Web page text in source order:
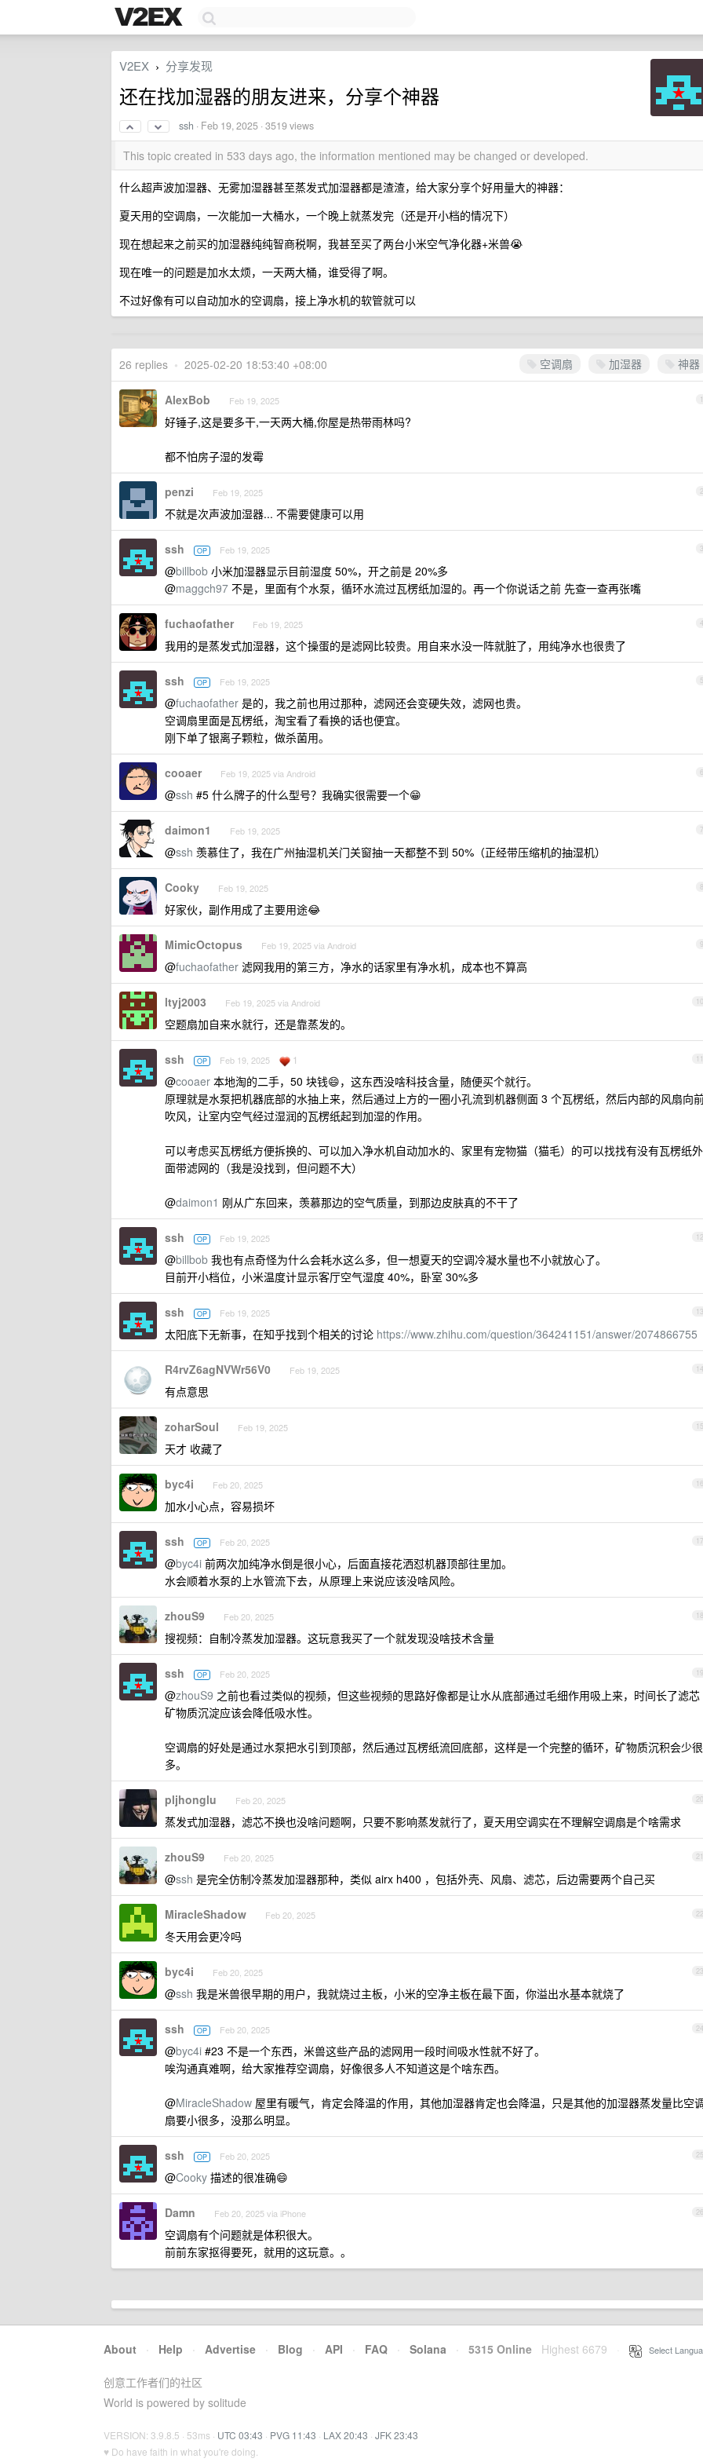
V2EX › 分享发现
还在找加湿器的朋友进来，分享个神器
ssh · Feb 19, 2025 · 3519 views
This topic created in 533 days ago, the information mentioned may be changed or developed.
什么超声波加湿器、无雾加湿器甚至蒸发式加湿器都是渣渣，给大家分享个好用量大的神器：
夏天用的空调扇，一次能加一大桶水，一个晚上就蒸发完（还是开小档的情况下）
现在想起来之前买的加湿器纯纯智商税啊，我甚至买了两台小米空气净化器+米兽😭
现在唯一的问题是加水太烦，一天两大桶，谁受得了啊。
不过好像有可以自动加水的空调扇，接上净水机的软管就可以
空调扇 加湿器 神器
26 replies • 2025-02-20 18:53:40 +08:00
1
AlexBob Feb 19, 2025
好锤子,这是要多干,一天两大桶,你屋是热带雨林吗?
都不怕房子湿的发霉
2
penzi Feb 19, 2025
不就是次声波加湿器... 不需要健康可以用
3
ssh OP Feb 19, 2025
@billbob 小米加湿器显示目前湿度 50%，开之前是 20%多
@maggch97 不是，里面有个水泵，循环水流过瓦楞纸加湿的。再一个你说话之前 先查一查再张嘴
4
fuchaofather Feb 19, 2025
我用的是蒸发式加湿器，这个操蛋的是滤网比较贵。用自来水没一阵就脏了，用纯净水也很贵了
5
ssh OP Feb 19, 2025
@fuchaofather 是的，我之前也用过那种，滤网还会变硬失效，滤网也贵。
空调扇里面是瓦楞纸，淘宝看了看换的话也便宜。
刚下单了银离子颗粒，做杀菌用。
6
cooaer Feb 19, 2025 via Android
@ssh #5 什么牌子的什么型号？我确实很需要一个😁
7
daimon1 Feb 19, 2025
@ssh 羡慕住了，我在广州抽湿机关门关窗抽一天都整不到 50%（正经带压缩机的抽湿机）
8
Cooky Feb 19, 2025
好家伙，副作用成了主要用途😂
9
MimicOctopus Feb 19, 2025 via Android
@fuchaofather 滤网我用的第三方，净水的话家里有净水机，成本也不算高
10
ltyj2003 Feb 19, 2025 via Android
空题扇加自来水就行，还是靠蒸发的。
11
ssh OP Feb 19, 2025 1
@cooaer 本地淘的二手，50 块钱😄，这东西没啥科技含量，随便买个就行。
原理就是水泵把机器底部的水抽上来，然后通过上方的一圈小孔流到机器侧面 3 个瓦楞纸，然后内部的风扇向
吹风，让室内空气经过湿润的瓦楞纸起到加湿的作用。
可以考虑买瓦楞纸方便拆换的、可以加入净水机自动加水的、家里有宠物猫（猫毛）的可以找找有没有瓦楞纸外
面带滤网的（我是没找到，但问题不大）
@daimon1 刚从广东回来，羡慕那边的空气质量，到那边皮肤真的不干了
12
ssh OP Feb 19, 2025
@billbob 我也有点奇怪为什么会耗水这么多，但一想夏天的空调冷凝水量也不小就放心了。
目前开小档位，小米温度计显示客厅空气湿度 40%，卧室 30%多
13
ssh OP Feb 19, 2025
太阳底下无新事，在知乎找到个相关的讨论 https://www.zhihu.com/question/364241151/answer/2074866755
14
R4rvZ6agNVWr56V0 Feb 19, 2025
有点意思
15
zoharSoul Feb 19, 2025
天才 收藏了
16
byc4i Feb 20, 2025
加水小心点，容易损坏
17
ssh OP Feb 20, 2025
@byc4i 前两次加纯净水倒是很小心，后面直接花洒怼机器顶部往里加。
水会顺着水泵的上水管流下去，从原理上来说应该没啥风险。
18
zhouS9 Feb 20, 2025
搜视频：自制冷蒸发加湿器。这玩意我买了一个就发现没啥技术含量
19
ssh OP Feb 20, 2025
@zhouS9 之前也看过类似的视频，但这些视频的思路好像都是让水从底部通过毛细作用吸上来，时间长了滤芯
矿物质沉淀应该会降低吸水性。
空调扇的好处是通过水泵把水引到顶部，然后通过瓦楞纸流回底部，这样是一个完整的循环，矿物质沉积会少很
多。
20
pljhonglu Feb 20, 2025
蒸发式加湿器，滤芯不换也没啥问题啊，只要不影响蒸发就行了，夏天用空调实在不理解空调扇是个啥需求
21
zhouS9 Feb 20, 2025
@ssh 是完全仿制冷蒸发加湿器那种，类似 airx h400 ，包括外壳、风扇、滤芯，后边需要两个自己买
22
MiracleShadow Feb 20, 2025
冬天用会更冷吗
23
byc4i Feb 20, 2025
@ssh 我是米兽很早期的用户，我就烧过主板，小米的空净主板在最下面，你溢出水基本就烧了
24
ssh OP Feb 20, 2025
@byc4i #23 不是一个东西，米兽这些产品的滤网用一段时间吸水性就不好了。
唉沟通真难啊，给大家推荐空调扇，好像很多人不知道这是个啥东西。
@MiracleShadow 屋里有暖气，肯定会降温的作用，其他加湿器肯定也会降温，只是其他的加湿器蒸发量比空
扇要小很多，没那么明显。
25
ssh OP Feb 20, 2025
@Cooky 描述的很准确😄
26
Damn Feb 20, 2025 via iPhone
空调扇有个问题就是体积很大。
前前东家抠得要死，就用的这玩意。。
About · Help · Advertise · Blog · API · FAQ · Solana · 5315 Online Highest 6679 Select
创意工作者们的社区
World is powered by solitude
VERSION: 3.9.8.5 · 53ms · UTC 03:43 · PVG 11:43 · LAX 20:43 · JFK 23:43
♥ Do have faith in what you're doing.